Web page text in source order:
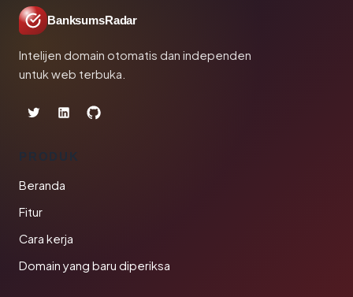
BanksumsRadar
Intelijen domain otomatis dan independen
untuk web terbuka.
PRODUK
Beranda
Fitur
Cara kerja
Domain yang baru diperiksa